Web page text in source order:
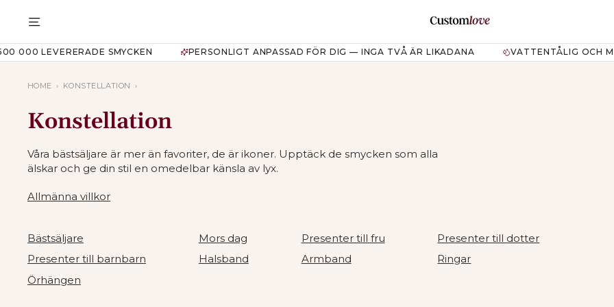
missing:
sv.general.accessibility.skip_to_content
TRANSLATION MISSING: SV.GENERAL.DRAWERS.NAVIGATION
LEVERERADE SMYCKEN PERSONLIGT ANPASSAD FÖR DIG — INGA TVÅ ÄR LIKADANA VATTENTÅLIG OCH
HOME › KONSTELLATION ›
Konstellation
Våra bästsäljare är mer än favoriter, de är ikoner. Upptäck de smycken som alla
älskar och ge din stil en omedelbar känsla av lyx.
Allmänna villkor
Bästsäljare Mors dag Presenter till fru
Presenter till dotter
Presenter till barnbarn
Halsband Armband
Ringar
Örhängen